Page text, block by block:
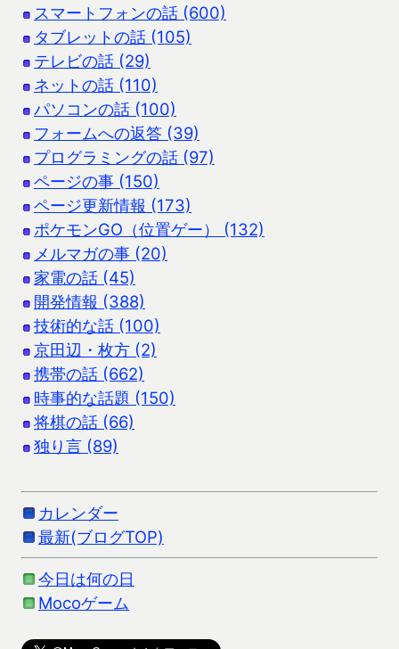
スマートフォンの話 (600)
タブレットの話 (105)
テレビの話 (29)
ネットの話 (110)
パソコンの話 (100)
フォームへの返答 (39)
プログラミングの話 (97)
ページの事 (150)
ページ更新情報 (173)
ポケモンGO（位置ゲー） (132)
メルマガの事 (20)
家電の話 (45)
開発情報 (388)
技術的な話 (100)
京田辺・枚方 (2)
携帯の話 (662)
時事的な話題 (150)
将棋の話 (66)
独り言 (89)
カレンダー
最新(ブログTOP)
今日は何の日
Mocoゲーム